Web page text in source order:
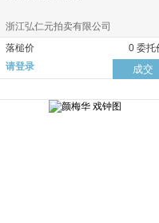
浙江弘仁元拍卖有限公司
落槌价
0 委托
请登录
成交